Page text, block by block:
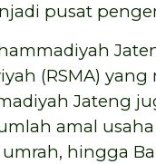
pusat
(RSMA)
Jateng
amal
hingga